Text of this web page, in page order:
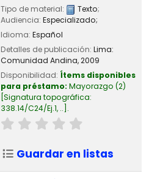
Tipo de material:
Texto;
Audiencia: Especializado;
Idioma: Español
Detalles de publicación: Lima:
Comunidad Andina,2009
Disponibilidad: Ítems disponibles
para préstamo: Mayorazgo (2)
Signatura topográfica:
338.14/C24/Ej.1, .. .
Guardar en listas